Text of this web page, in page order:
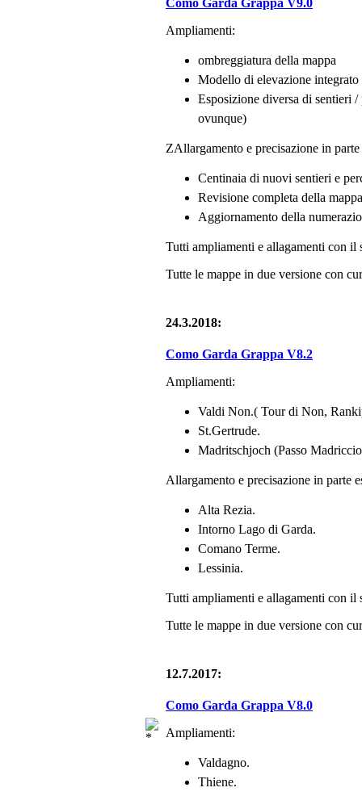
Como Garda Grappa V9.0
Ampliamenti:
ombreggiatura della mappa
Modello di elevazione
Esposizione diversa di sentieri
ovunque)
ZAllargamento e precisazione in parte
Centinaia di nuovi sentieri e
Revisione completa della
Aggiornamento della
Tutti ampliamenti e allagamenti con il
Tutte le mappe in due versione con
24.3.2018:
Como Garda Grappa V8.2
Ampliamenti:
Valdi Non.( Tour di Non,
St.Gertrude.
Madritschjoch (Passo
Allargamento e precisazione in parte
Alta Rezia.
Intorno Lago di Garda.
Comano Terme.
Lessinia.
Tutti ampliamenti e allagamenti con il
Tutte le mappe in due versione con
12.7.2017:
Como Garda Grappa V8.0
Ampliamenti:
Valdagno.
Thiene.